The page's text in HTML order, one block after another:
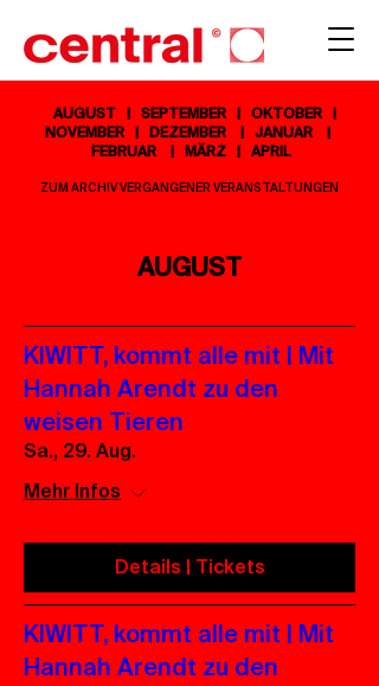
AUGUST | SEPTEMBER | OKTOBER |
NOVEMBER | DEZEMBER | JANUAR
|
FEBRUAR
| MÄRZ | APRIL
ZUM ARCHIV VERGANGENER VERANSTALTUNGEN
AUGUST
KIWITT, kommt alle mit | Mit
Hannah Arendt zu den
weisen Tieren
Sa., 29. Aug.
Mehr Infos
Details | Tickets
KIWITT, kommt alle mit | Mit
Hannah Arendt zu den